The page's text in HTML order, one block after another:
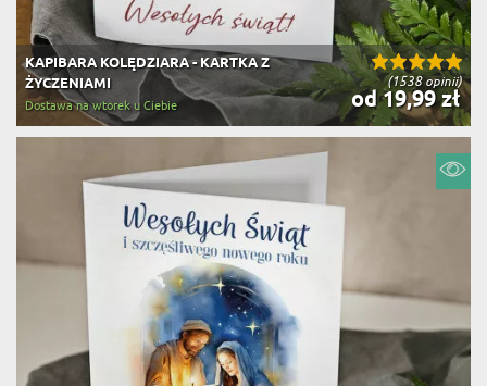
(1538 opinii)
KAPIBARA KOLĘDZIARA - KARTKA Z
ŻYCZENIAMI
od 19,99 zł
Dostawa na wtorek u Ciebie